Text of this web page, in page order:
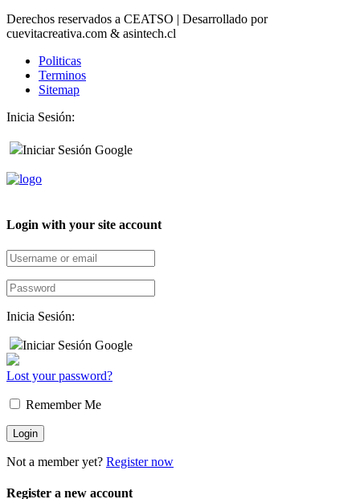
Derechos reservados a CEATSO | Desarrollado por
cuevitacreativa.com & asintech.cl
Politicas
Terminos
Sitemap
Inicia Sesión:
Iniciar Sesión Google
Login with your site account
Inicia Sesión:
Iniciar Sesión Google
Lost your password?
Remember Me
Not a member yet? Register now
Register a new account